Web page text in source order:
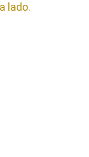
lado.